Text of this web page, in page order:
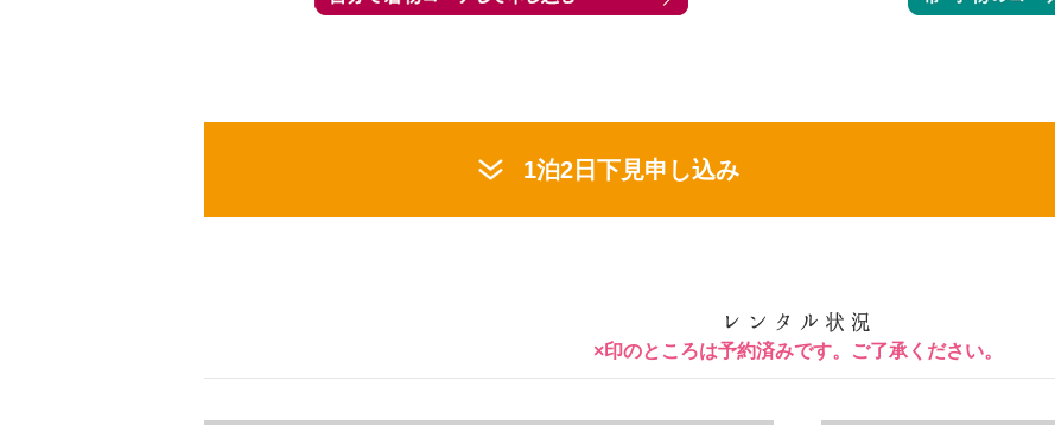
1泊2日下見申し込み
×印のところは予約済みです。ご了承ください。